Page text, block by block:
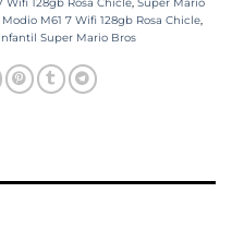
Wifi 128gb Rosa Chicle, Super Mario
M61 7 Wifi 128gb Rosa Chicle,
Super Mario Bros